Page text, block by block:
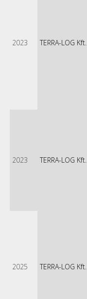
2023 TERRA-LOG Kft.
2023 TERRA-LOG Kft.
2025 TERRA-LOG Kft.